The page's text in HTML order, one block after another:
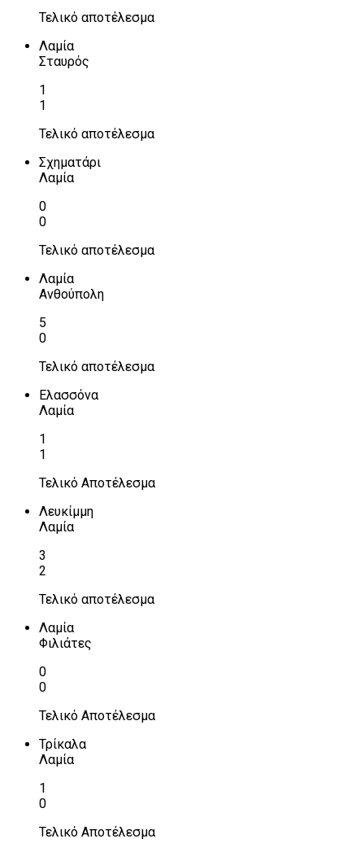
Τελικό αποτέλεσμα
Λαμία
Σταυρός
1
1
Τελικό αποτέλεσμα
Σχηματάρι
Λαμία
0
0
Τελικό αποτέλεσμα
Λαμία
Ανθούπολη
5
0
Τελικό αποτέλεσμα
Ελασσόνα
Λαμία
1
1
Τελικό Αποτέλεσμα
Λευκίμμη
Λαμία
3
2
Τελικό αποτέλεσμα
Λαμία
Φιλιάτες
0
0
Τελικό Αποτέλεσμα
Τρίκαλα
Λαμία
1
0
Τελικό Αποτέλεσμα